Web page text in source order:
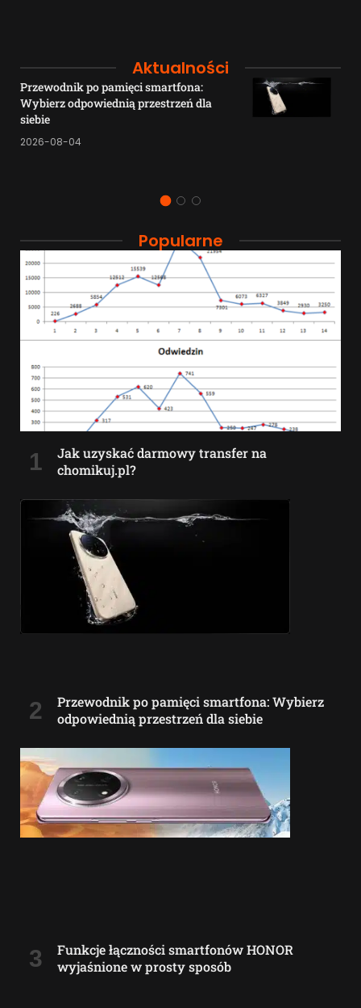
Aktualności
Przewodnik po pamięci smartfona:
Wybierz odpowiednią przestrzeń dla
siebie
2026-08-04
Popularne
Jak uzyskać darmowy transfer na
chomikuj.pl?
Przewodnik po pamięci smartfona: Wybierz
odpowiednią przestrzeń dla siebie
Funkcje łączności smartfonów HONOR
wyjaśnione w prosty sposób